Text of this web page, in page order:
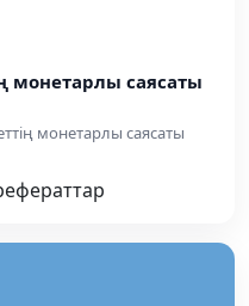
монетарлы саясаты
монетарлы саясаты